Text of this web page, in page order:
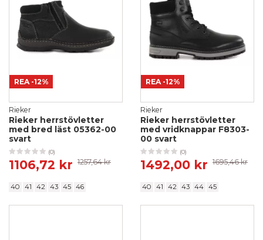
REA -12%
Rieker
Rieker herrstövletter
med bred läst 05362-00
svart
(0)
1106,72 kr 1257,64 kr
40 41 42 43 45 46
REA -12%
Rieker
Rieker herrstövletter
med vridknappar F8303-
00 svart
(0)
1492,00 kr 1695,46 kr
40 41 42 43 44 45